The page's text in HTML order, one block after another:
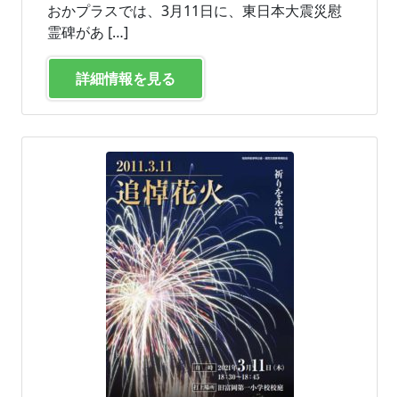
おかプラスでは、3月11日に、東日本大震災慰
霊碑があ […]
詳細情報を見る